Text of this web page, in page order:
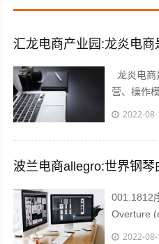
汇龙电商产业园:龙炎电商
龙炎电商
营、操作
《禁止传
传...
2022-
波兰电商allegro:世界钢琴
001.1812
Overture
2022-